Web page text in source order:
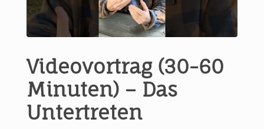
Videovortrag (30-60
Minuten) – Das
Untertreten